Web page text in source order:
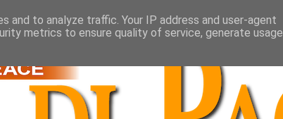
to analyze traffic. Your IP address and user-agent
metrics to ensure quality of service, generate usage